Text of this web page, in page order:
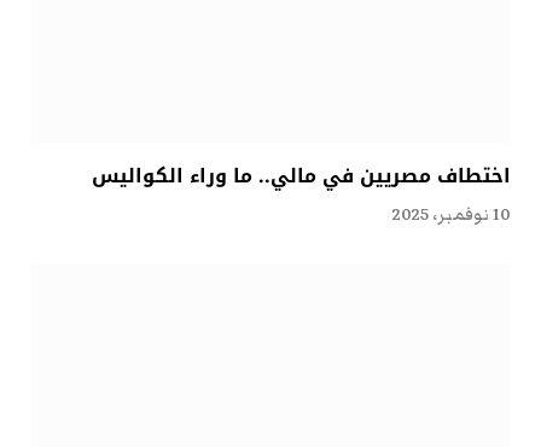
اختطاف مصريين في مالي.. ما وراء الكواليس
10 نوفمبر، 2025